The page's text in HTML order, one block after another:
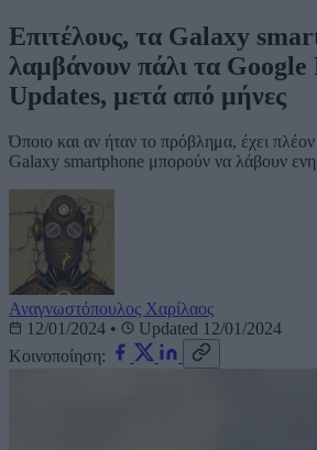
Επιτέλους, τα Galaxy
λαμβάνουν πάλι τα
Updates, μετά από μήνες
Όποιο και αν ήταν το πρόβλημα, έχει
Galaxy smartphone μπορούν να λάβουν
Αναγνωστόπουλος Χαρίλαος
12/01/2024 •
Updated 12/01/2024
Κοινοποίηση: